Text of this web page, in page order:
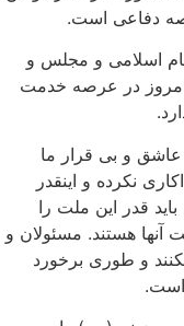
دفاعی است.
اسلامی و مجلس و
امروز در عرصه خدمت
و بی قرار ما
نکرده و اینقدر
قدر این ملت را
آنها هستند. مسئولان و
و طوری برخورد
است.